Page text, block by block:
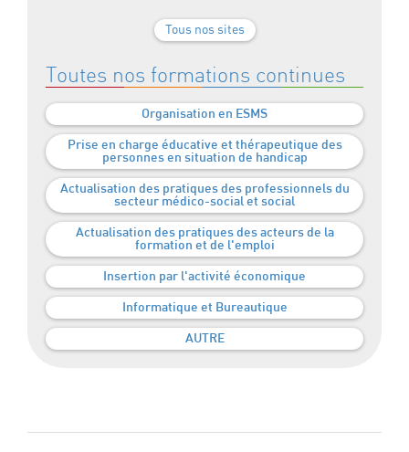
Tous nos sites
Toutes nos formations continues
Organisation en ESMS
Prise en charge éducative et thérapeutique des
personnes en situation de handicap
Actualisation des pratiques des professionnels du
secteur médico-social et social
Actualisation des pratiques des acteurs de la
formation et de l'emploi
Insertion par l'activité économique
Informatique et Bureautique
AUTRE